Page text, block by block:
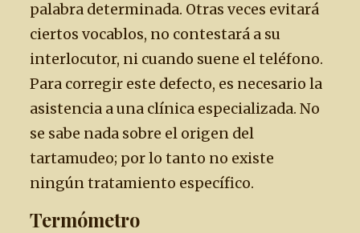
palabra determinada. Otras veces evitará
ciertos vocablos, no contestará a su
interlocutor, ni cuando suene el teléfono.
Para corregir este defecto, es necesario la
asistencia a una clínica especializada. No
se sabe nada sobre el origen del
tartamudeo; por lo tanto no existe
ningún tratamiento específico.
Termómetro